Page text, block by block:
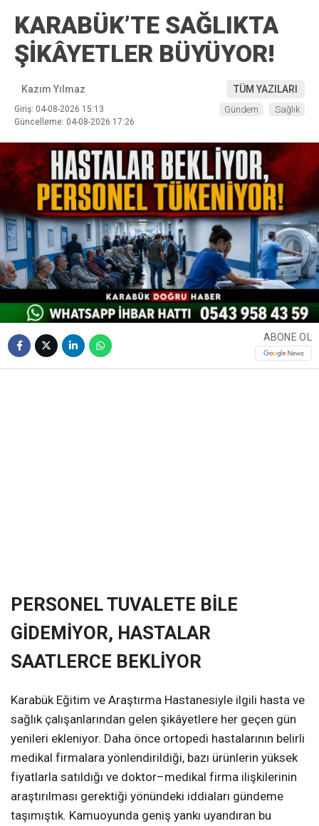
KARABÜK’TE SAĞLIKTA
ŞİKÂYETLER BÜYÜYOR!
Kazım Yılmaz TÜM YAZILARI
Giriş: 04-08-2026 15:13
Güncelleme: 04-08-2026 17:26
Gündem Sağlık
ABONE OL
PERSONEL TUVALETE BİLE
GİDEMİYOR, HASTALAR
SAATLERCE BEKLİYOR
Karabük Eğitim ve Araştırma Hastanesiyle ilgili hasta ve
sağlık çalışanlarından gelen şikâyetlere her geçen gün
yenileri ekleniyor. Daha önce ortopedi hastalarının belirli
medikal firmalara yönlendirildiği, bazı ürünlerin yüksek
fiyatlarla satıldığı ve doktor–medikal firma ilişkilerinin
araştırılması gerektiği yönündeki iddiaları gündeme
taşımıştık. Kamuoyunda geniş yankı uyandıran bu